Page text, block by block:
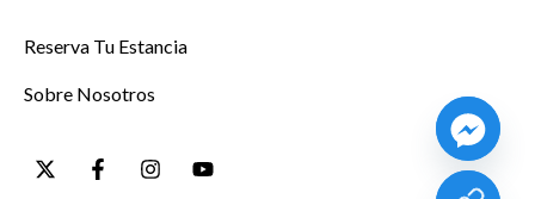
Reserva Tu Estancia
Sobre Nosotros